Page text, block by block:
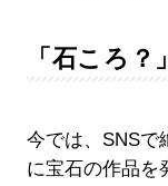
「石ころ
今では、SNSで
に宝石の作品を